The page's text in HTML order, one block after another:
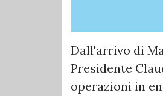
Dall'arrivo di
Presidente
operazioni in